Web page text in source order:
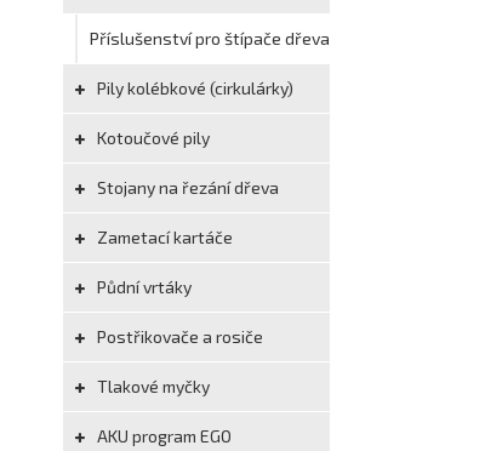
Příslušenství pro štípače dřeva
Pily kolébkové (cirkulárky)
Kotoučové pily
Stojany na řezání dřeva
Zametací kartáče
Půdní vrtáky
Postřikovače a rosiče
Tlakové myčky
AKU program EGO